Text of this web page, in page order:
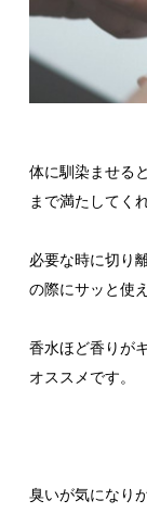
体に馴染ませる
まで満たしてく
必要な時に切り
の際にサッと使
香水ほど香りが
オススメです。
臭いが気になり